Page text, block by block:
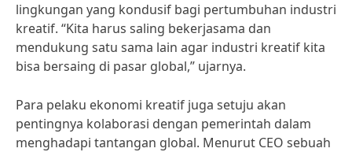
lingkungan yang kondusif bagi pertumbuhan industri
kreatif. “Kita harus saling bekerjasama dan
mendukung satu sama lain agar industri kreatif kita
bisa bersaing di pasar global,” ujarnya.
Para pelaku ekonomi kreatif juga setuju akan
pentingnya kolaborasi dengan pemerintah dalam
menghadapi tantangan global. Menurut CEO sebuah